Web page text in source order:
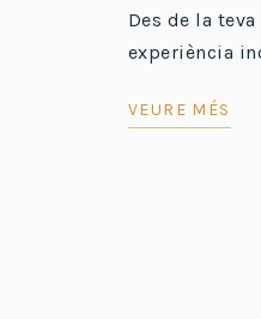
Des de la
experiència
VEURE MÉS